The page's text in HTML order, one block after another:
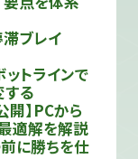
ブレイ
ットラインで
る
開】PCから
適解を解説
前に勝ちを仕